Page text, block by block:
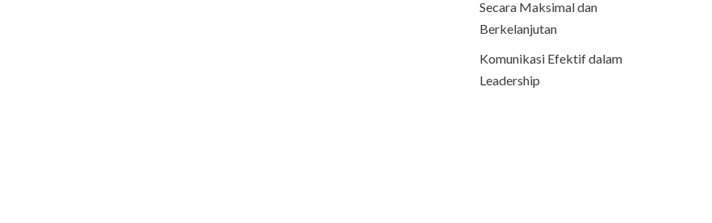
Secara Maksimal dan
Berkelanjutan
Komunikasi Efektif dalam
Leadership